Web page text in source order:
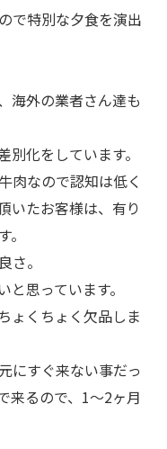
で特別な夕食を演出
海外の業者さん達も
化をしています。
肉なので認知は低く
いたお客様は、有り
さ。
思っています。
ょくちょく欠品しま
にすぐ来ない事だっ
来るので、1〜2ヶ月